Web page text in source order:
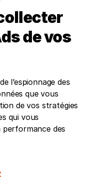
de vos
l’espionnage des
que vous
de vos stratégies
qui vous
performance des